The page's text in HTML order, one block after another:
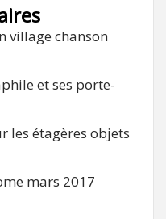
village chanson
et ses porte-
les étagères objets
mars 2017